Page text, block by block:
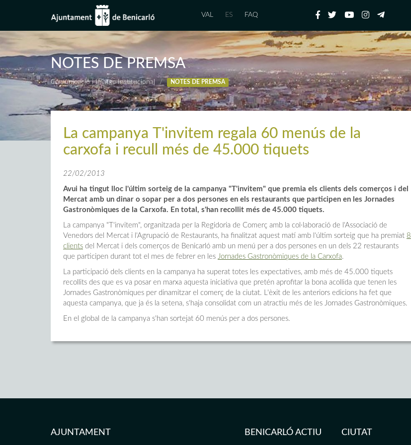
VAL ES FAQ
NOTES DE PREMSA
Comunicació i Imatge Institucional NOTES DE PREMSA
La campanya T'invitem regala 60 menús de la
carxofa i recull més de 45.000 tiquets
22/02/2013
Avui ha tingut lloc l'últim sorteig de la campanya "T'invitem" que premia els clients dels comerços i del
Mercat amb un dinar o sopar per a dos persones en els restaurants que participen en les Jornades
Gastronòmiques de la Carxofa. En total, s'han recollit més de 45.000 tiquets.
La campanya "T'invitem", organitzada per la Regidoria de Comerç amb la col·laboració de l'Associació de
Venedors del Mercat i l'Agrupació de Restaurants, ha finalitzat aquest matí amb l'últim sorteig que ha premiat 8
clients del Mercat i dels comerços de Benicarló amb un menú per a dos persones en un dels 22 restaurants
que participen durant tot el mes de febrer en les Jornades Gastronòmiques de la Carxofa.
La participació dels clients en la campanya ha superat totes les expectatives, amb més de 45.000 tiquets
recollits des que es va posar en marxa aquesta iniciativa que pretén aprofitar la bona acollida que tenen les
Jornades Gastronòmiques per dinamitzar el comerç de la ciutat. L'èxit de les anteriors edicions ha fet que
aquesta campanya, que ja és la setena, s'haja consolidat com un atractiu més de les Jornades Gastronòmiques.
En el global de la campanya s'han sortejat 60 menús per a dos persones.
AJUNTAMENT BENICARLÓ ACTIU CIUTAT